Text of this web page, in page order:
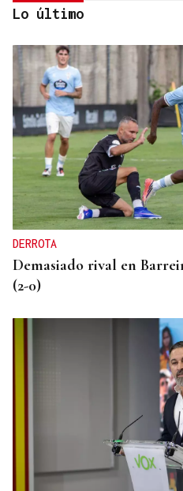
BAJADA DE TEMPERATURAS
"Un espectáculo visual":
el eclipse del 12 de
perseidas "de día"
Lo último
DERROTA
Demasiado rival en
(2-0)